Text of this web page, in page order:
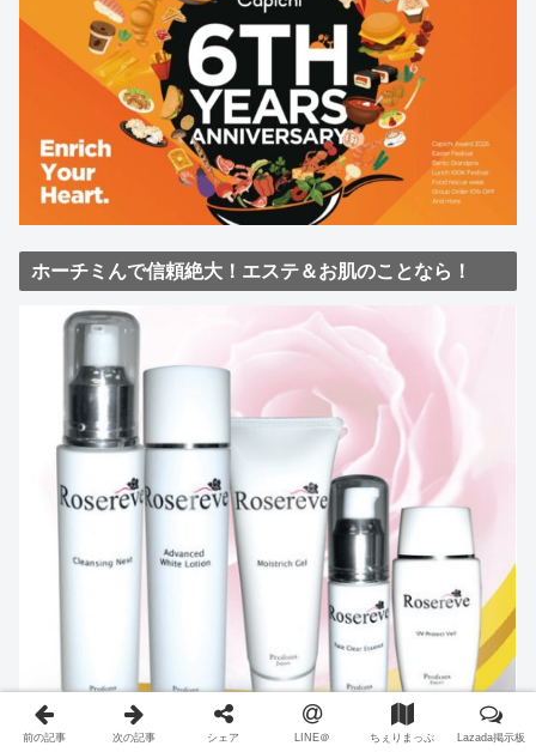
ホーチミんで信頼絶大！エステ＆お肌のことなら！
前の記事 次の記事 シェア LINE＠ ちぇりまっぷ Lazada掲示板